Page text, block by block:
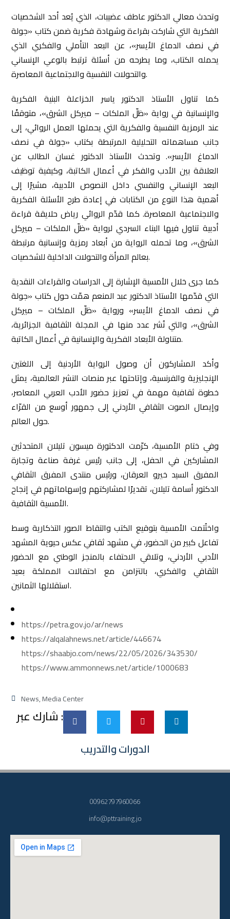
الدورات والتدريب
وتحدث معالي الدكتور عاطف عضيبات، الذي يُعد أحد الشخصيات
الفكرية التي شاركت بقراءة وشهادة فكرية ضمن كتاب «جولة
في نصف الدماغ الأيسر»، عن البعد التأملي والفكري الذي
يحمله الكتاب، وما يطرحه من أسئلة ترتبط بالوعي الإنساني
والتحولات النفسية والاجتماعية المعاصرة.
كما تناول الأستاذ الدكتور ياسر الخزاعلة البنية الفكرية
والإنسانية في رواية «ظلّ الملكات – ميركل الشرق»، متوقفًا
عند الرمزية النفسية والفكرية التي يحملها العمل الروائي، إلى
جانب مساهماته التحليلية المرتبطة بكتاب «جولة في نصف
الدماغ الأيسر». وتحدث الأستاذ الدكتور غسان الطالب عن
العلاقة بين الأدب والفكر في أعمال الكاتبة، وكيفية توظيف
البعد الإنساني والنفسي داخل النصوص الأدبية، مشيرًا إلى
أهمية هذا النوع من الكتابات في إعادة طرح الأسئلة الفكرية
والاجتماعية المعاصرة. كما قدّم الروائي رياض حلايقة قراءة
أدبية تناول فيها البناء السردي لرواية «ظلّ الملكات – ميركل
الشرق»، وما تحمله الرواية من أبعاد رمزية وإنسانية مرتبطة
بعالم المرأة والتحولات الداخلية للشخصيات.
كما جرى خلال الأمسية الإشارة إلى الدراسات والقراءات النقدية
التي قدّمها الأستاذ الدكتور عبد المنعم همّت حول كتاب «جولة
في نصف الدماغ الأيسر» ورواية «ظلّ الملكات – ميركل
الشرق»، والتي نُشر عدد منها في المجلة الثقافية الجزائرية،
متناولة الأبعاد الفكرية والإنسانية في أعمال الكاتبة.
وأكد المشاركون أن وصول الرواية الأردنية إلى اللغتين
الإنجليزية والفرنسية، وإتاحتها عبر منصات النشر العالمية، يمثل
خطوة ثقافية مهمة في تعزيز حضور الأدب العربي المعاصر،
وإيصال الصوت الثقافي الأردني إلى جمهور أوسع من القرّاء
حول العالم.
وفي ختام الأمسية، كرّمت الدكتورة ميسون تليلان المتحدثين
المشاركين في الحفل، إلى جانب رئيس غرفة صناعة وتجارة
المفرق السيد خيرو العرقان، ورئيس منتدى المفرق الثقافي
الدكتور أسامة تليلان، تقديرًا لمشاركتهم وإسهاماتهم في إنجاح
الأمسية الثقافية.
واختُتمت الأمسية بتوقيع الكتب والتقاط الصور التذكارية وسط
تفاعل كبير من الحضور، في مشهد ثقافي عكس حيوية المشهد
الأدبي الأردني، وتلاقي الاحتفاء بالمنجز الوطني مع الحضور
الثقافي والفكري، بالتزامن مع احتفالات المملكة بعيد
استقلالها الثمانين.
https://petra.gov.jo/ar/news
https://alqalahnews.net/article/446674
https://shaabjo.com/news/22/05/2026/343530/
https://www.ammonnews.net/article/1000683
News,Media Center
شارك عبر :
00962797960066
info@pttraining.jo